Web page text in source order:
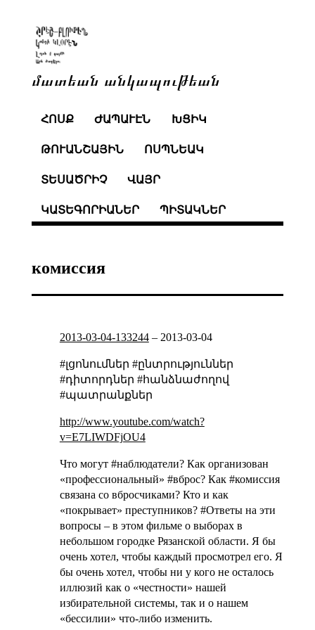
մատեան անկապութեան
ՀՈՍՔ ԺԱՊԱՒԷՆ ԽՑԻԿ
ԹՈՒԱՆՇԱՅԻՆ ՈՍՊՆԵԱԿ
ՏԵՍԱԾՐԻՉ ՎԱՅՐ
ԿԱՏԵԳՈՐԻԱՆԵՐ ՊԻՏԱԿՆԵՐ
комиссия
2013-03-04-133244– 2013-03-04
#լցոնումներ #ընտրություններ
#դիտորդներ #հանձնաժողով
#պատրանքներ
http://www.youtube.com/watch?
v=E7LIWDFjOU4
Что могут #наблюдатели? Как организован
«профессиональный» #вброс? Как #комиссия
связана со вбросчиками? Кто и как
«покрывает» преступников? #Ответы на эти
вопросы – в этом фильме о выборах в
небольшом городке Рязанской области. Я бы
очень хотел, чтобы каждый просмотрел его. Я
бы очень хотел, чтобы ни у кого не осталось
иллюзий как о «честности» нашей
избирательной системы, так и о нашем
«бессилии» что-либо изменить.